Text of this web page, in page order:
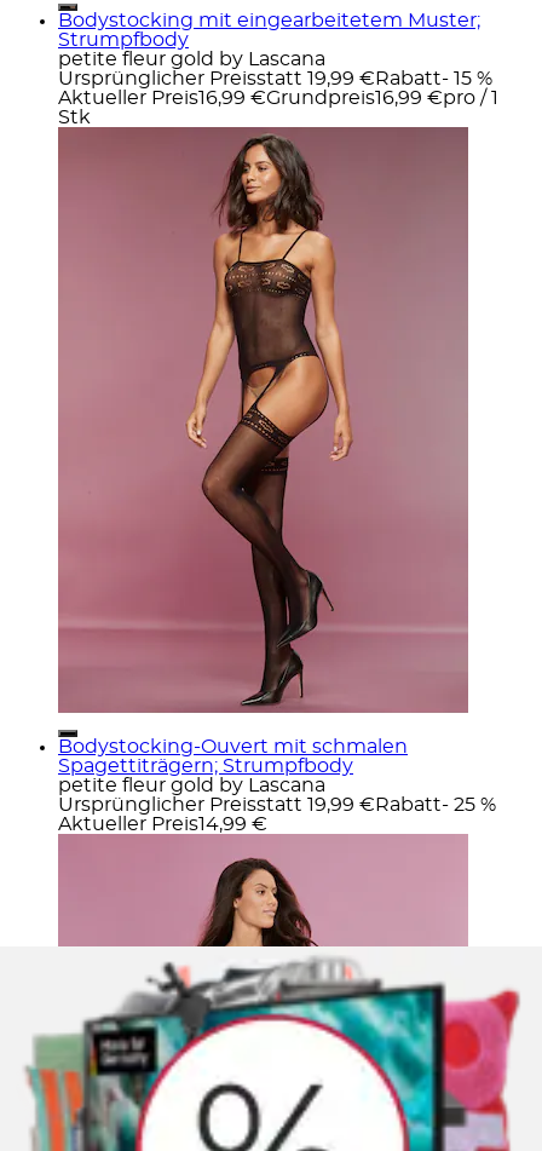
Bodystocking mit eingearbeitetem Muster;
Strumpfbody
petite fleur gold by Lascana
Ursprünglicher Preisstatt 19,99 € Rabatt- 15 %
Aktueller Preis16,99 €Grundpreis16,99 €pro / 1
Stk
Bodystocking-Ouvert mit schmalen
Spagettiträgern; Strumpfbody
petite fleur gold by Lascana
Ursprünglicher Preisstatt 19,99 € Rabatt- 25 %
Aktueller Preis14,99 €